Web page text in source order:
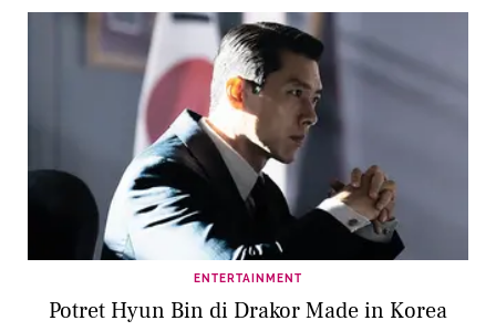
ENTERTAINMENT
Potret Hyun Bin di Drakor Made in Korea